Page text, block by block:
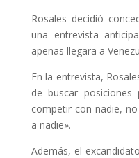
Rosales decidió
una entrevista
apenas llegara a
En la entrevista,
de buscar
competir con nadie,
a nadie».
Además, el